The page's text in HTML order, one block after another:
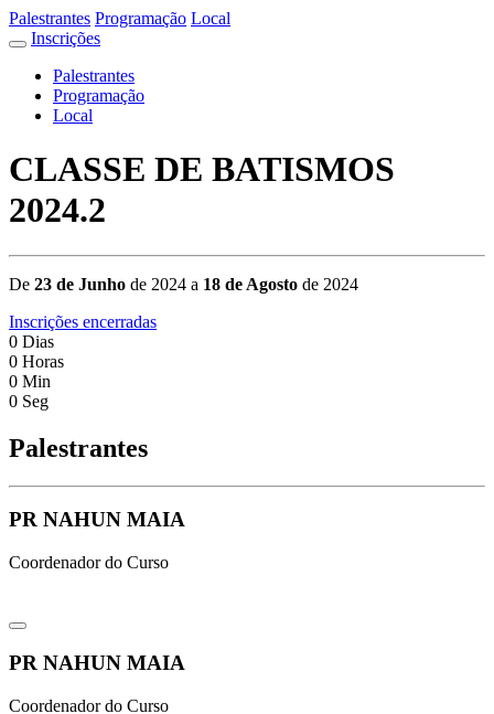
Palestrantes Programação Local
Inscrições
Palestrantes
Programação
Local
CLASSE DE BATISMOS
2024.2
De 23 de Junho de 2024 a 18 de Agosto de 2024
Inscrições encerradas
0 Dias
0 Horas
0 Min
0 Seg
Palestrantes
PR NAHUN MAIA
Coordenador do Curso
PR NAHUN MAIA
Coordenador do Curso